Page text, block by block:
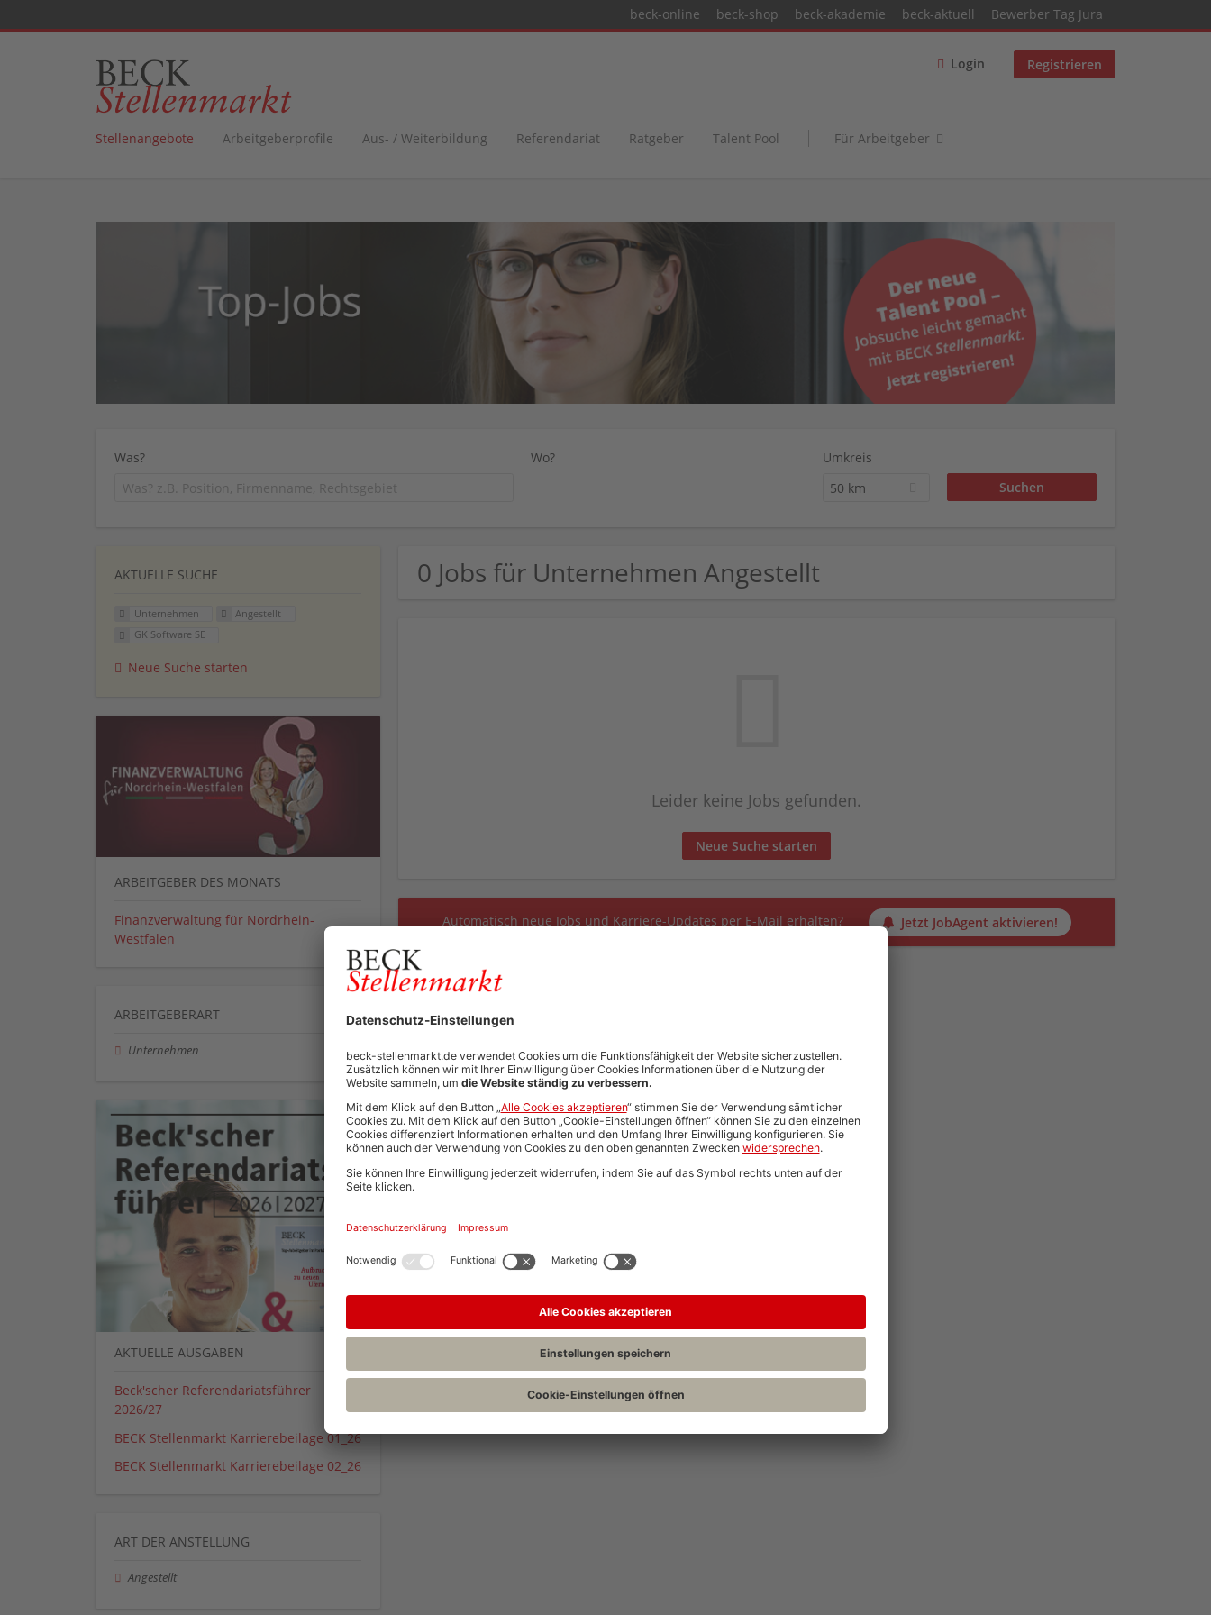
beck-online beck-shop beck-akademie beck-aktuell Bewerber Tag Jura
Login Registrieren
Stellenangebote Arbeitgeberprofile Aus- / Weiterbildung Referendariat Ratgeber Talent Pool Für Arbeitgeber
Was? Wo?
Umkreis
50 km
0 Jobs für Unternehmen Angestellt
Leider keine Jobs gefunden.
Neue Suche starten
Automatisch neue Jobs und Karriere-Updates per E-Mail erhalten? Jetzt JobAgent aktivieren!
AKTUELLE SUCHE
Unternehmen
Angestellt
GK Software SE
Neue Suche starten
ARBEITGEBER DES MONATS
Finanzverwaltung für Nordrhein-
Westfalen
ARBEITGEBERART
Unternehmen
AKTUELLE AUSGABEN
Beck'scher Referendariatsführer
2026/27
BECK Stellenmarkt Karrierebeilage 01_26
BECK Stellenmarkt Karrierebeilage 02_26
ART DER ANSTELLUNG
Angestellt